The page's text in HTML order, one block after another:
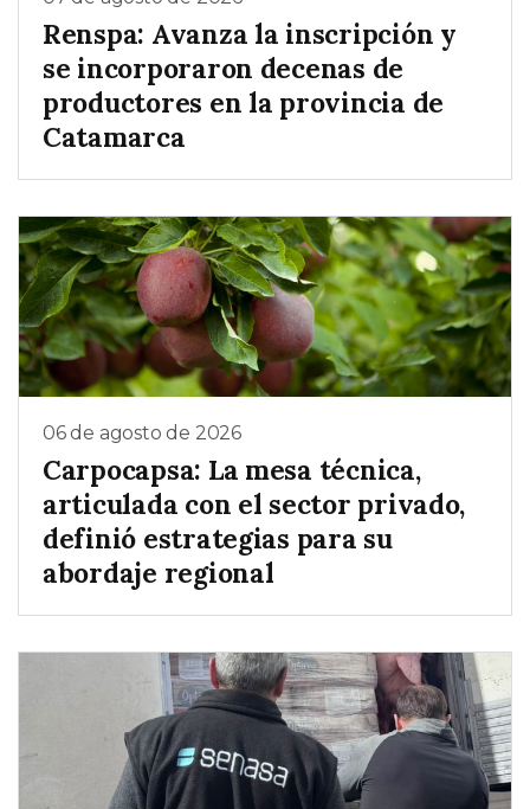
Renspa: Avanza la inscripción y
se incorporaron decenas de
productores en la provincia de
Catamarca
06 de agosto de 2026
Carpocapsa: La mesa técnica,
articulada con el sector privado,
definió estrategias para su
abordaje regional